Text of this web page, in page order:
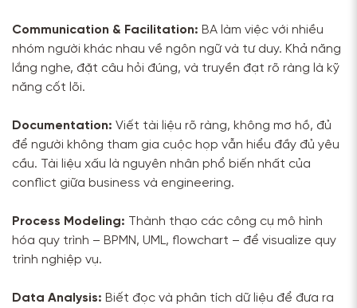
Communication & Facilitation: BA làm việc với nhiều
nhóm người khác nhau về ngôn ngữ và tư duy. Khả năng
lắng nghe, đặt câu hỏi đúng, và truyền đạt rõ ràng là kỹ
năng cốt lõi.
Documentation: Viết tài liệu rõ ràng, không mơ hồ, đủ
để người không tham gia cuộc họp vẫn hiểu đầy đủ yêu
cầu. Tài liệu xấu là nguyên nhân phổ biến nhất của
conflict giữa business và engineering.
Process Modeling: Thành thạo các công cụ mô hình
hóa quy trình – BPMN, UML, flowchart – để visualize quy
trình nghiệp vụ.
Data Analysis: Biết đọc và phân tích dữ liệu để đưa ra